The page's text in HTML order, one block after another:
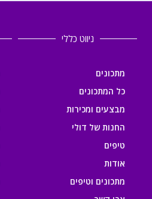
ניווט כללי
מתכונים
כל המתכונים
מבצעים ומכירות
החנות של דולי
טיפים
אודות
מתכונים וטיפים